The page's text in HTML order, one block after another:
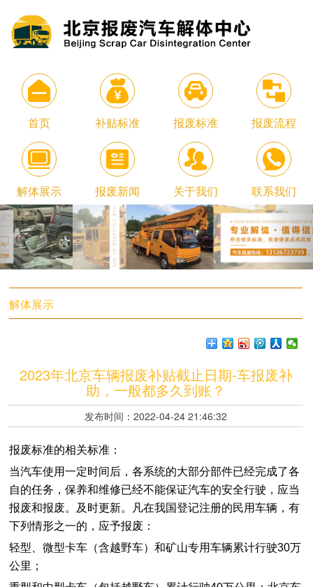
首页 补贴标准 报废标准 报废流程
解体展示 报废新闻 关于我们 联系我们
解体展示
2023年北京车辆报废补贴截止日期-车报废补
助，一般都多久到账？
发布时间：2022-04-24 21:46:32
报废标准的相关标准：
当汽车使用一定时间后，各系统的大部分部件已经完成了各
自的任务，保养和维修已经不能保证汽车的安全行驶，应当
报废和报废。及时更新。凡在我国登记注册的民用车辆，有
下列情形之一的，应予报废：
轻型、微型卡车（含越野车）和矿山专用车辆累计行驶30万
公里；